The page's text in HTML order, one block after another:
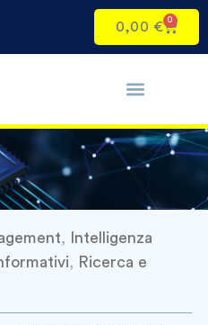
0,00 € 0
,
Intelligenza
, Ricerca e